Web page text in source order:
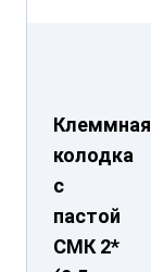
Клеммная
колодка
с
пастой
СМК 2*